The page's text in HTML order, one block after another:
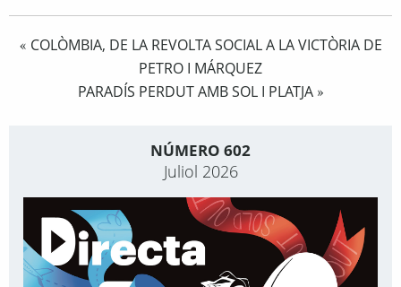
« COLÒMBIA, DE LA REVOLTA SOCIAL A LA VICTÒRIA DE
PETRO I MÁRQUEZ
PARADÍS PERDUT AMB SOL I PLATJA»
NÚMERO 602
Juliol 2026